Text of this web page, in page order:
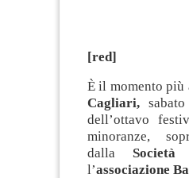
[red]
È il momento più
Cagliari,
dell’ottavo
minoranze,
dalla
l’associazione